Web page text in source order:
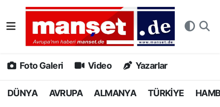
Foto Galeri Video Yazarlar
DÜNYA AVRUPA ALMANYA TÜRKİYE
DÜNYA
AVRUPA
ALMANYA
Nöbetçi Eczaneler
Hava Durumu
Namaz Vakitleri